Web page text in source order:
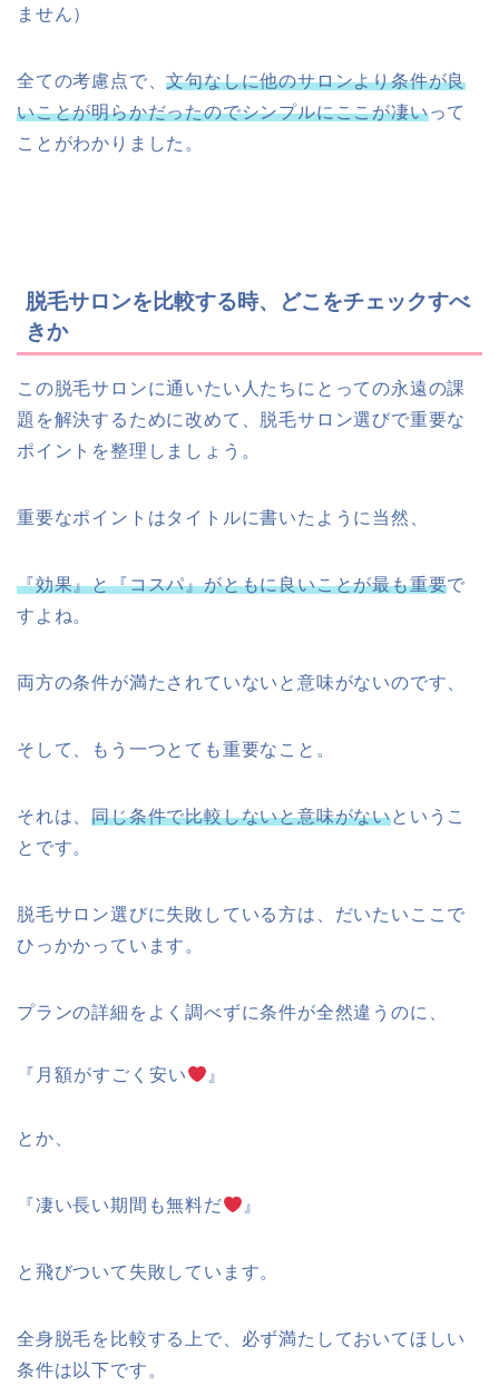
ません）
全ての考慮点で、文句なしに他のサロンより条件が良
いことが明らかだったのでシンプルにここが凄いって
ことがわかりました。
脱毛サロンを比較する時、どこをチェックすべ
きか
この脱毛サロンに通いたい人たちにとっての永遠の課
題を解決するために改めて、脱毛サロン選びで重要な
ポイントを整理しましょう。
重要なポイントはタイトルに書いたように当然、
『効果』と『コスパ』がともに良いことが最も重要で
すよね。
両方の条件が満たされていないと意味がないのです、
そして、 もう一つとても重要なこと。
それは、同じ条件で比較しないと意味がないというこ
とです。
脱毛サロン選びに失敗している方は、だいたいここで
ひっかかっています。
プランの詳細をよく調べずに条件が全然違うのに、
『月額がすごく安い 』
とか、
『凄い長い期間も無料だ 』
と飛びついて失敗しています。
全身脱毛を比較する上で、必ず満たしておいてほしい
条件は以下です。